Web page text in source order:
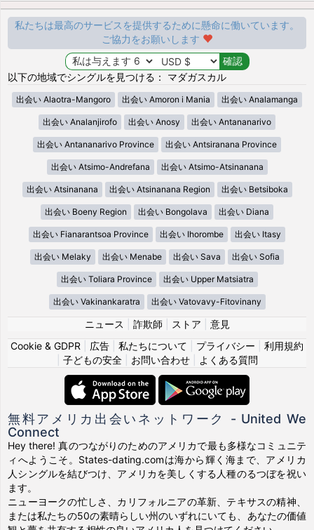
私たちは最高のサービスを提供するために懸命に働いています。
ご協力をお願いします
以下の地域でシングルを見つける： マダガスカル
出会い Alaotra-Mangoro 出会い Amoron i Mania 出会い Analamanga
出会い Analanjirofo 出会い Anosy 出会い Antananarivo
出会い Antananarivo Province 出会い Antsiranana Province
出会い Atsimo-Andrefana 出会い Atsimo-Atsinanana
出会い Atsinanana 出会い Atsinanana Region 出会い Betsiboka
出会い Boeny Region 出会い Bongolava 出会い Diana
出会い Fianarantsoa Province 出会い Ihorombe 出会い Itasy
出会い Melaky 出会い Menabe 出会い Sava 出会い Sofia
出会い Toliara Province 出会い Upper Matsiatra
出会い Vakinankaratra 出会い Vatovavy-Fitovinany
ニュース 詐欺師 ストア
意見
Cookie & GDPR
広告 私たちについて プライバシー
利用規約
子どもの安全| お問い合わせ| よくある質問
無料アメリカ出会いネットワーク - United We
Connect
Hey there! 真のつながりのためのアメリカで最も多様なコミュニテ
ィへようこそ。States-dating.comは海から輝く海まで、アメリカ
人シングルを結びつけ、アメリカを美しくする人種のるつぼを祝い
ます。
ニューヨークの忙しさ、カリフォルニアの革新、テキサスの精神、
または私たちの50の素晴らしい州のいずれにいても、あなたの価値